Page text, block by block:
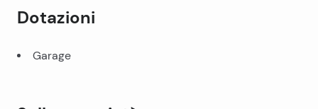
Dotazioni
Garage